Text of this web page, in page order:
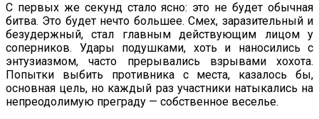
С первых же секунд стало ясно: это не будет обычная
битва. Это будет нечто большее. Смех, заразительный и
безудержный, стал главным действующим лицом у
соперников. Удары подушками, хоть и наносились с
энтузиазмом, часто прерывались взрывами хохота.
Попытки выбить противника с места, казалось бы,
основная цель, но каждый раз участники натыкались на
непреодолимую преграду — собственное веселье.